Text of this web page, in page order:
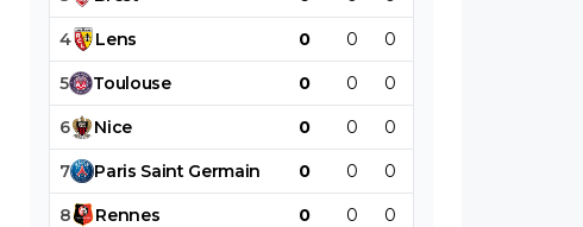
4 Lens 0 0 0
5 Toulouse 0 0 0
6 Nice 0 0 0
7 Paris Saint Germain 0 0 0
8 Rennes 0 0 0